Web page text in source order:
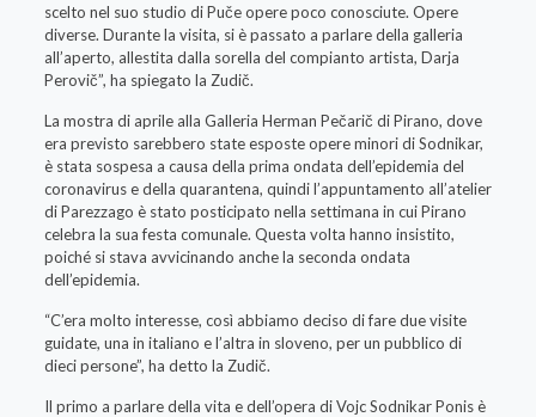
scelto nel suo studio di Puče opere poco conosciute. Opere
diverse. Durante la visita, si è passato a parlare della galleria
all’aperto, allestita dalla sorella del compianto artista, Darja
Perovič”, ha spiegato la Zudič.
La mostra di aprile alla Galleria Herman Pečarič di Pirano, dove
era previsto sarebbero state esposte opere minori di Sodnikar,
è stata sospesa a causa della prima ondata dell’epidemia del
coronavirus e della quarantena, quindi l’appuntamento all’atelier
di Parezzago è stato posticipato nella settimana in cui Pirano
celebra la sua festa comunale. Questa volta hanno insistito,
poiché si stava avvicinando anche la seconda ondata
dell’epidemia.
“C’era molto interesse, così abbiamo deciso di fare due visite
guidate, una in italiano e l’altra in sloveno, per un pubblico di
dieci persone”, ha detto la Zudič.
Il primo a parlare della vita e dell’opera di Vojc Sodnikar Ponis è